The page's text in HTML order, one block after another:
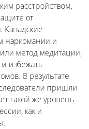
расстройством,
от
Канадские
наркомании и
метод медитации,
избежать
В результате
пришли
такой же уровень
как и